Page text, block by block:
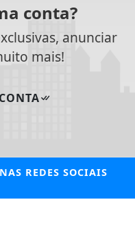
conta?
anunciar
mais!
NAS REDES SOCIAIS